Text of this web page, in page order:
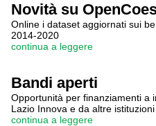
Novità su
Online i dataset aggiornati sui
2014-2020
continua a leggere
Bandi aperti
Opportunità per finanziamenti a
Lazio Innova e da altre istituzioni
continua a leggere